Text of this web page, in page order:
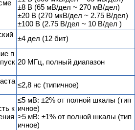
±8 В (65 мВ/дел ~ 270 мВ/дел)
±20 В (270 мкВ/дел ~ 2.75 В/дел)
±100 В (2.75 В/дел ~ 10 В/дел )
±4 дел (12 бит)
п
20 МГц, полный диапазон
≤2,8 нс (типичное)
к
≤5 мВ: ±2% от полной шкалы (тип
ичное)
>5 мВ: ±1% от полной шкалы (тип
ичное)